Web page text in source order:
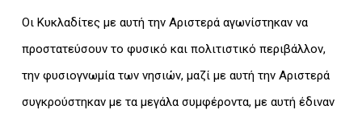
Οι Κυκλαδίτες με αυτή την Αριστερά αγωνίστηκαν να
προστατεύσουν το φυσικό και πολιτιστικό περιβάλλον,
την φυσιογνωμία των νησιών, μαζί με αυτή την Αριστερά
συγκρούστηκαν με τα μεγάλα συμφέροντα, με αυτή έδιναν